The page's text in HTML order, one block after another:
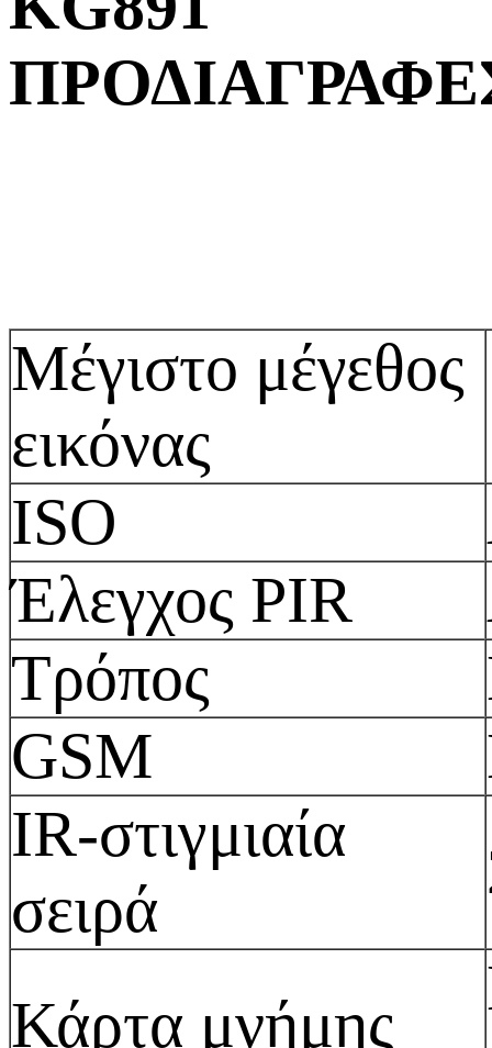
Μέγιστο μέγεθος
εικόνας
ISO
Έλεγχος PIR
Τρόπος
GSM
IR-στιγμιαία
σειρά
Κάρτα μνήμης